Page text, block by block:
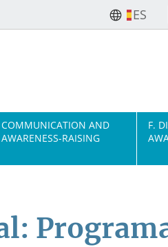
ES
COMMUNICATION AND
AWARENESS-RAISING
F.